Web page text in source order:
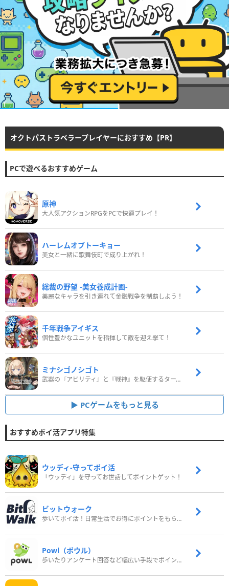
オクトパストラベラープレイヤーにおすすめ【PR】
PCで遊べるおすすめゲーム
原神
大人気アクションRPGをPCで快適プレイ！
ハーレムオブトーキョー
美女と一緒に歌舞伎町で成り上がれ！
総裁の野望 -美女養成計画-
美麗なキャラを引き連れて金融戦争を制覇しよう！
千年戦争アイギス
個性豊かなユニットを指揮して敵を迎え撃て！
ミナシゴノシゴト
武器の『アビリティ』と『戦神』を駆使するターン制コマンドバトルRPG！
PCゲームをもっと見る
おすすめポイ活アプリ特集
ウッディ‐守ってポイ活
「ウッディ」を守ってお世話してポイントゲット！
ビットウォーク
歩いてポイ活！日常生活でお得にポイントをもらおう
Powl（ポウル）
歩いたりアンケート回答など幅広い手段でポイントをゲット